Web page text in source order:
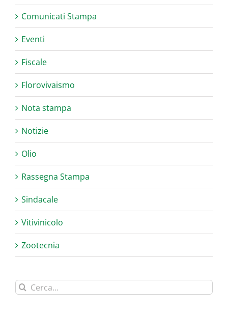
Comunicati Stampa
Eventi
Fiscale
Florovivaismo
Nota stampa
Notizie
Olio
Rassegna Stampa
Sindacale
Vitivinicolo
Zootecnia
Cerca
per: